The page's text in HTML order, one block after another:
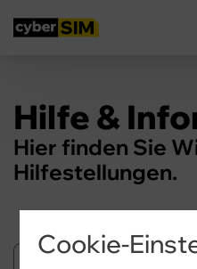
Hilfe &
Hier finden Sie
Hilfestellungen.
Cookie-